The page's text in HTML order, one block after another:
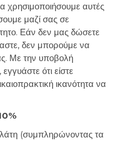
χρησιμοποιήσουμε αυτές
μαζί σας σε
Εάν δεν μας δώσετε
δεν μπορούμε να
Με την υποβολή
ότι είστε
ικανότητα να
(συμπληρώνοντας τα